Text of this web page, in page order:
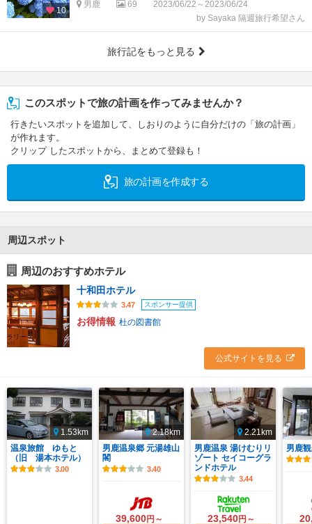
10
男鹿 69
2023/06/22～2023/06/24
by Sayaka 隔週旅行希望さん
旅行記をもっと見る
このスポットで旅の計画を作ってみませんか？
行きたいスポットを追加して、しおりのように自分だけの「旅の計画」
が作れます。
クリップ したスポットから、まとめて登録も！
旅の計画を作成する
周辺スポット
周辺のおすすめホテル
十和田ホテル
3.47 スポンサー提供
お得情報 杜の図書館
公式サイトを見る
1.53km
温泉旅館 ゆもと
（旧 湯本ホテル）
3.00
2.18km
男鹿温泉郷 元湯雄山
閣
3.40
39,600円～
2.21km
男鹿温泉 湯けむりリ
ゾート セイコーグラ
ンドホテル
3.44
23,540円～
男鹿